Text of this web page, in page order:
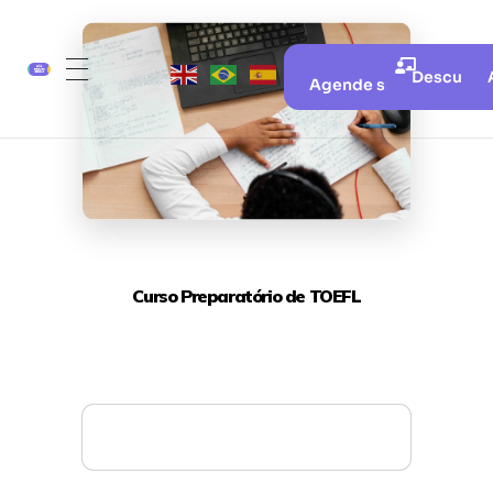
Agende sua aulaDescubra
Curso Preparatório de TOEFL